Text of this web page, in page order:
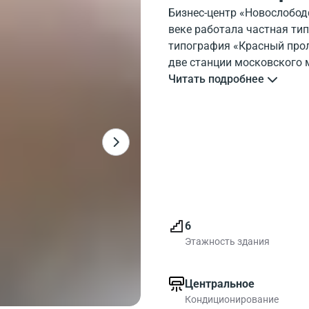
Бизнес-центр
веке работала частная
типография «Красный
две станции московского
«Достоевская» (светло-
транспортировку
электропроводки,
Смешанная планировка
соответствующий
Читать подробнее
6
Этажность здания
Центральное
Кондиционирование